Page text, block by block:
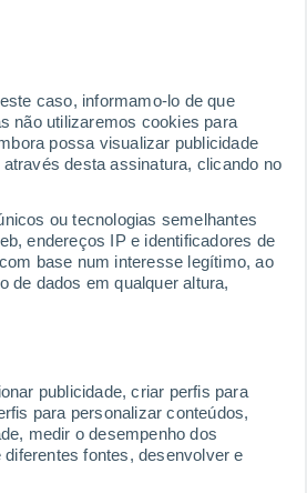
caso, informamo-lo de que
não utilizaremos cookies para
possa visualizar publicidade
desta assinatura, clicando no
ou tecnologias semelhantes
endereços IP e identificadores de
base num interesse legítimo, ao
de dados em qualquer altura,
publicidade, criar perfis para
para personalizar conteúdos,
medir o desempenho dos
fontes, desenvolver e
25°
14°
22°
22°
13°